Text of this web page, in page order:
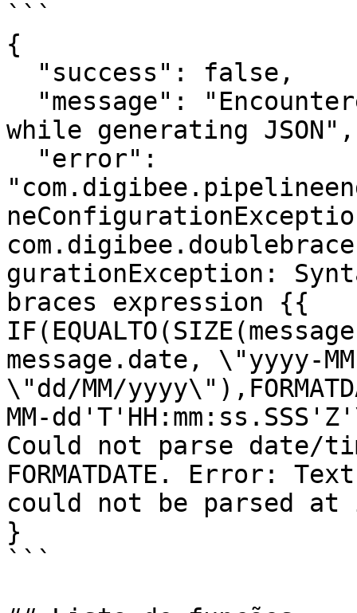
```
{
while generating JSON",
gurationException:
braces expression {{
message.date, \"yyyy-
\"dd/MM/
MM-
Could not parse date/
FORMATDATE. Error:
could not be parsed at
}
```